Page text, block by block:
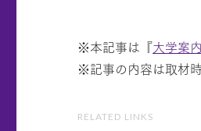
※本記事は『大学案
※記事の内容は取材
RELATED LINKS